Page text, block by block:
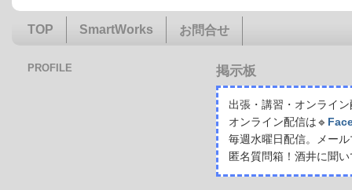
TOP SmartWorks お問合せ
掲示板
出張・講習・オンライ
オンライン配信は🔹
毎週水曜日配信。メー
匿名質問箱！酒井に聞
PROFILE